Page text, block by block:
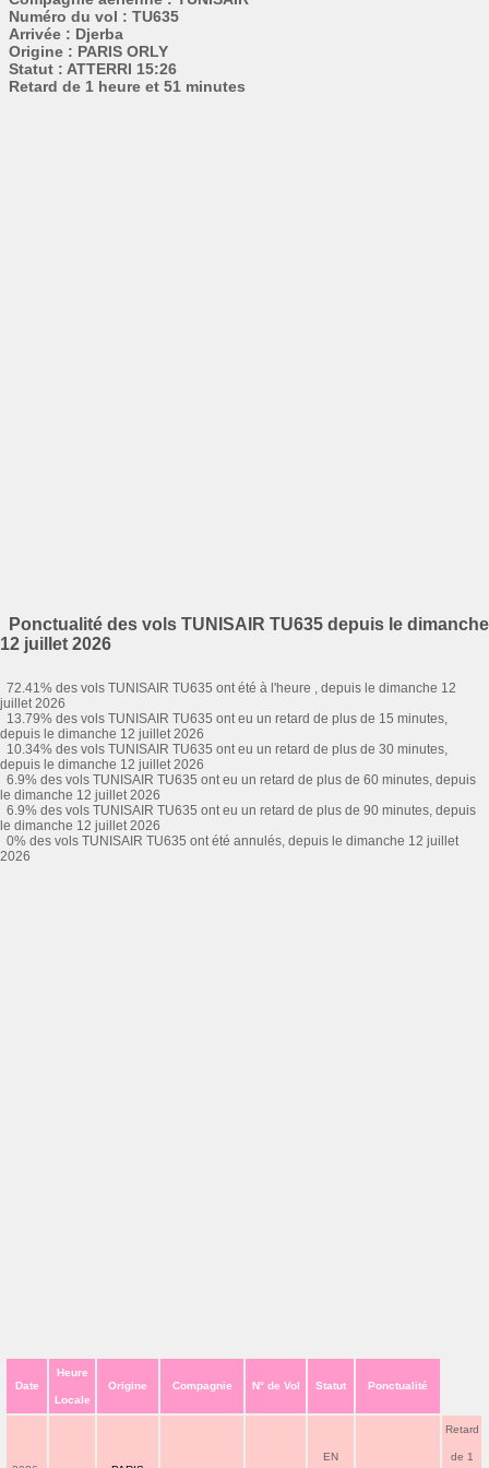
Numéro du vol : TU635
Arrivée : Djerba
Origine : PARIS ORLY
Statut : ATTERRI 15:26
Retard de 1 heure et 51 minutes
Ponctualité des vols TUNISAIR TU635 depuis le dimanche
12 juillet 2026
72.41% des vols TUNISAIR TU635 ont été à l'heure , depuis le dimanche 12
juillet 2026
13.79% des vols TUNISAIR TU635 ont eu un retard de plus de 15 minutes,
depuis le dimanche 12 juillet 2026
10.34% des vols TUNISAIR TU635 ont eu un retard de plus de 30 minutes,
depuis le dimanche 12 juillet 2026
6.9% des vols TUNISAIR TU635 ont eu un retard de plus de 60 minutes, depuis
le dimanche 12 juillet 2026
6.9% des vols TUNISAIR TU635 ont eu un retard de plus de 90 minutes, depuis
le dimanche 12 juillet 2026
0% des vols TUNISAIR TU635 ont été annulés, depuis le dimanche 12 juillet
2026
Date
Heure
Locale
Origine Compagnie N° de Vol Statut Ponctualité
EN
Retard
de 1